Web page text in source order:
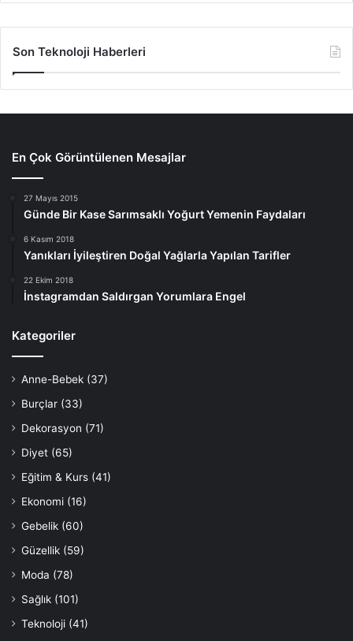
Son Teknoloji Haberleri
En Çok Görüntülenen Mesajlar
27 Mayıs 2015
Günde Bir Kase Sarımsaklı Yoğurt Yemenin Faydaları
6 Kasım 2018
Yanıkları İyileştiren Doğal Yağlarla Yapılan Tarifler
22 Ekim 2018
İnstagramdan Saldırgan Yorumlara Engel
Kategoriler
Anne-Bebek (37)
Burçlar (33)
Dekorasyon (71)
Diyet (65)
Eğitim & Kurs (41)
Ekonomi (16)
Gebelik (60)
Güzellik (59)
Moda (78)
Sağlık (101)
Teknoloji (41)